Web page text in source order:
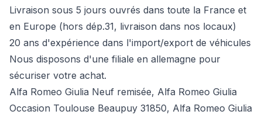
Livraison sous 5 jours ouvrés dans toute la France et
en Europe (hors dép.31, livraison dans nos locaux)
20 ans d'expérience dans l'import/export de véhicules
Nous disposons d'une filiale en allemagne pour
sécuriser votre achat.
Alfa Romeo Giulia Neuf remisée, Alfa Romeo Giulia
Occasion Toulouse Beaupuy 31850, Alfa Romeo Giulia